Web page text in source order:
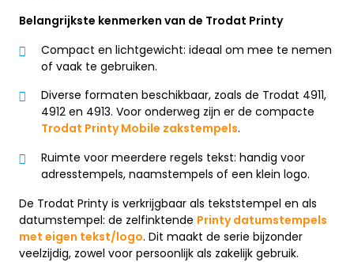
Belangrijkste kenmerken van de Trodat Printy
Compact en lichtgewicht: ideaal om mee te nemen
of vaak te gebruiken.
Diverse formaten beschikbaar, zoals de Trodat 4911,
4912 en 4913. Voor onderweg zijn er de compacte
Trodat Printy Mobile zakstempels.
Ruimte voor meerdere regels tekst: handig voor
adresstempels, naamstempels of een klein logo.
De Trodat Printy is verkrijgbaar als tekststempel en als
datumstempel: de zelfinktende Printy datumstempels
met eigen tekst/logo. Dit maakt de serie bijzonder
veelzijdig, zowel voor persoonlijk als zakelijk gebruik.